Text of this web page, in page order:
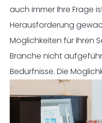
auch immer Ihre Frage
Herausforderung
Möglichkeiten für Ihren
Branche nicht
Bedürfnisse. Die